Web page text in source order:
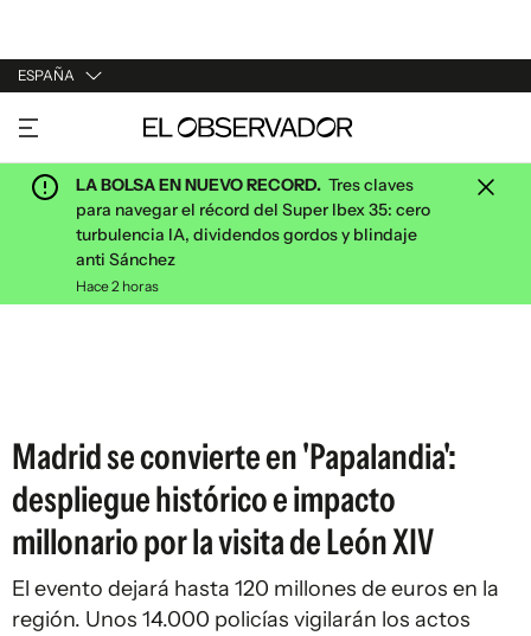
ESPAÑA
URUGUAY
ARGENTINA
ESPAÑA
ESTADOS UNIDOS
LA BOLSA EN NUEVO RECORD. Tres claves
para navegar el récord del Super Ibex 35: cero
turbulencia IA, dividendos gordos y blindaje
anti Sánchez
Hace 2 horas
Madrid se convierte en 'Papalandia':
despliegue histórico e impacto
millonario por la visita de León XIV
El evento dejará hasta 120 millones de euros en la
región. Unos 14.000 policías vigilarán los actos